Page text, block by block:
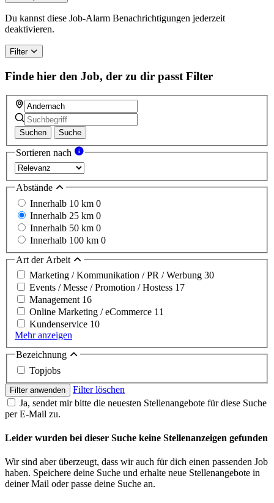
Du kannst diese Job-Alarm Benachrichtigungen jederzeit
deaktivieren.
Filter
Finde hier den Job, der zu dir passt Filter
Suchen Suche
Sortieren nach
Abstände
Innerhalb 10 km 0
Innerhalb 25 km 0
Innerhalb 50 km 0
Innerhalb 100 km 0
Art der Arbeit
Marketing / Kommunikation / PR / Werbung 30
Events / Messe / Promotion / Hostess 17
Management 16
Online Marketing / eCommerce 11
Kundenservice 10
Mehr anzeigen
Bezeichnung
Topjobs
Filter anwenden
Filter löschen
Ja, sendet mir bitte die neuesten Stellenangebote für diese Suche
per E-Mail zu.
Leider wurden bei dieser Suche keine Stellenanzeigen gefunden
Wir sind aber überzeugt, dass wir auch für dich einen passenden Job
haben. Speichere deine Suche und erhalte neue Stellenangebote in
deiner Mail oder passe deine Suche an.